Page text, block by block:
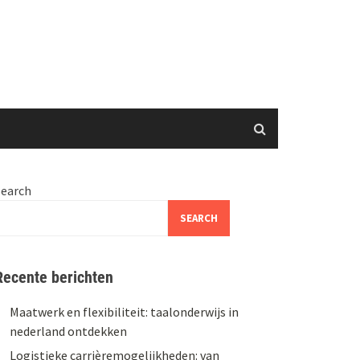
SEARCH
berichten
Maatwerk en flexibiliteit: taalonderwijs in
nederland ontdekken
Logistieke carrièremogelijkheden: van